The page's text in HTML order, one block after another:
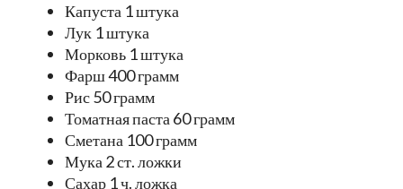
Капуста 1 штука
Лук 1 штука
Морковь 1 штука
Фарш 400 грамм
Рис 50 грамм
Томатная паста 60 грамм
Сметана 100 грамм
Мука 2 ст. ложки
Сахар 1 ч. ложка